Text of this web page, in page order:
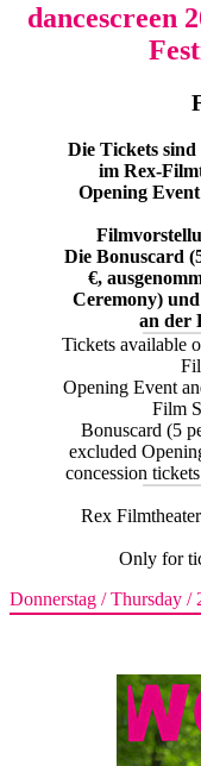
dancescreen
Die Tickets
im Rex-
Opening
Die Bonuscard
€,
Ceremony)
an der
Tickets available
Opening Event
Film
Bonuscard (5
excluded
concession
Rex
Only for
Donnerstag / Thursday /